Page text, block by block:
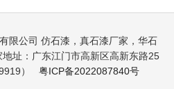
限公司 仿石漆，真石漆厂家，华石
址：广东江门市高新区高新东路25
） 粤ICP备2022087840号